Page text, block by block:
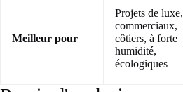
Meilleur pour
Projets de luxe,
commerciaux,
côtiers, à forte
humidité,
écologiques